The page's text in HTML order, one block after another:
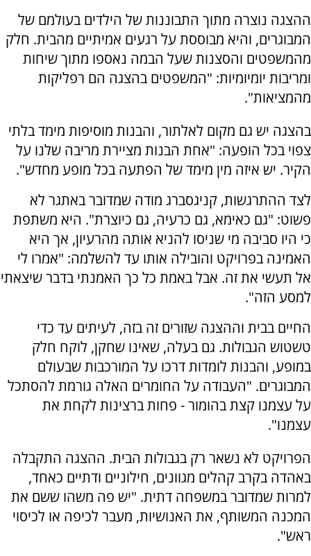
ההצגה נוצרה מתוך התבוננות של הילדים בעולמם של
המבוגרים, והיא מבוססת על רגעים אמיתיים מהבית. חלק
מהמשפטים והסצנות שעל הבמה נאספו מתוך שיחות
ומריבות יומיומיות: "המשפטים בהצגה הם רפליקות
מהמציאות".
בהצגה יש גם מקום לאלתור, והבנות מוסיפות מימד בלתי
צפוי בכל הופעה: "אחת הבנות מציירת מריבה שלנו על
הקיר. יש איזה מין מימד של הפתעה בכל מופע מחדש".
לצד ההתרגשות, קניגסברג מודה שמדובר באתגר לא
פשוט: "גם כאימא, גם כרעיה, גם כיוצרת". היא משתפת
כי היו סביבה מי שניסו להניא אותה מהרעיון, אך היא
האמינה בפרויקט והובילה אותו עד להשלמה: "אמרו לי
אל תעשי את זה. אבל באמת כל כך האמנתי בדבר שיצאתי
למסע הזה".
החיים בבית וההצגה שזורים זה בזה, לעיתים עד כדי
טשטוש הגבולות. גם בעלה, שאינו שחקן, לוקח חלק
במופע, והבנות לומדות דרכו על המורכבות שבעולם
המבוגרים. "העבודה על החומרים האלה גורמת להסתכל
על עצמנו קצת בהומור - פחות ברצינות לקחת את
עצמנו".
הפרויקט לא נשאר רק בגבולות הבית. ההצגה התקבלה
באהדה בקרב קהלים מגוונים, חילוניים ודתיים כאחד,
למרות שמדובר במשפחה דתית. "יש פה משהו ששם את
המכנה המשותף, את האנושיות, מעבר לכיפה או לכיסוי
ראש".